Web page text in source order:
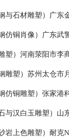
与石材雕塑）广东
仿铜肖像）广东武
塑）河南荥阳市李
雕塑）苏州太仓市
仿铜雕塑）张家港
与汉白玉雕塑）山
岩上色雕塑）耐克